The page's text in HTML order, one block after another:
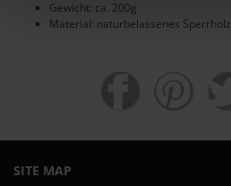
Gewicht: ca. 200g
Material: naturbelassenes Sperrholz
SITE MAP